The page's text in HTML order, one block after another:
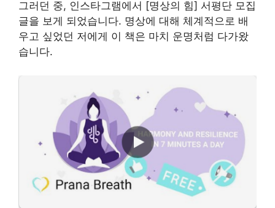
그러던 중, 인스타그램에서 [명상의 힘] 서평단 모집
글을 보게 되었습니다. 명상에 대해 체계적으로 배
우고 싶었던 저에게 이 책은 마치 운명처럼 다가왔
습니다.